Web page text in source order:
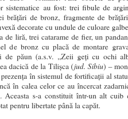
sistematice au fost: trei fibule de
brățări de bronz, fragmente de
decorate cu undule de culoare
de liră, trei catarame de fier, un
de bronz cu placă de montare
de păun (a.s.v. „Zeii geți cu ochi
dacică de la Tilișca (jud. Sibiu) –
în sistemul de fortificații al
în calea celor ce au încercat
Aceasta s-a constituit într-un alt
pentru libertate până la capăt.